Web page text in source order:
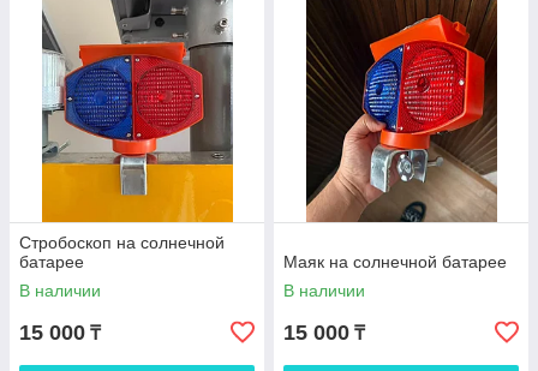
Стробоскоп на солнечной
батарее
В наличии
15 000 ₸
Маяк на солнечной батарее
В наличии
15 000 ₸